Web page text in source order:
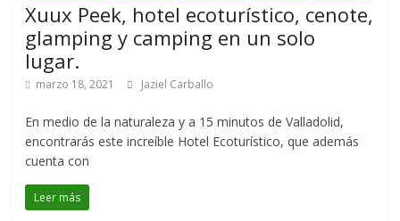
Xuux Peek, hotel ecoturístico, cenote,
glamping y camping en un solo
lugar.
marzo 18, 2021 Jaziel Carballo
En medio de la naturaleza y a 15 minutos de Valladolid,
encontrarás este increíble Hotel Ecoturístico, que además
cuenta con
Leer más